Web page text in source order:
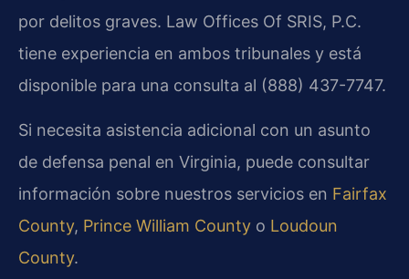
por delitos graves. Law Offices Of SRIS, P.C.
tiene experiencia en ambos tribunales y está
disponible para una consulta al (888) 437-7747.
Si necesita asistencia adicional con un asunto
de defensa penal en Virginia, puede consultar
información sobre nuestros servicios en Fairfax
County, Prince William County o Loudoun
County.